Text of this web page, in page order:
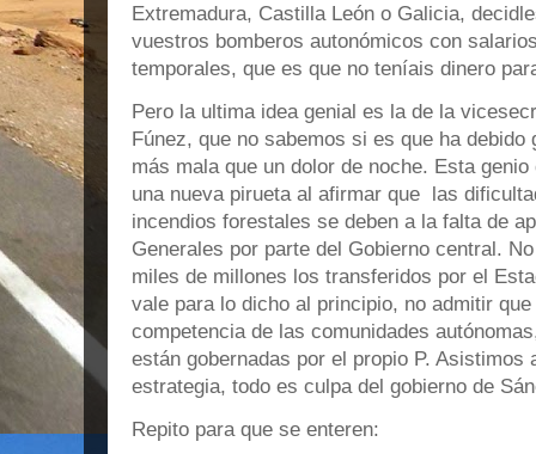
Extremadura, Castilla León o Galicia,
vuestros bomberos autonómicos con
temporales, que es que no teníais dinero
Pero la ultima idea genial es la de la
Fúnez, que no sabemos si es que ha
más mala que un dolor de noche. Esta
una nueva pirueta al afirmar que las
incendios forestales se deben a la falta de
Generales por parte del Gobierno central.
miles de millones los transferidos por el
vale para lo dicho al principio, no admitir
competencia de las comunidades
están gobernadas por el propio P.
estrategia, todo es culpa del gobierno de
Repito para que se enteren: